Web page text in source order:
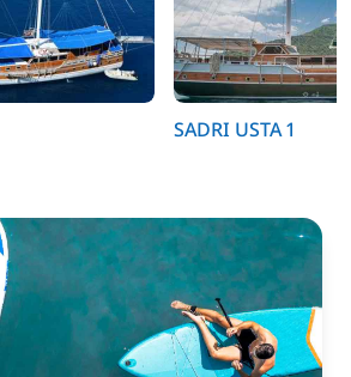
SADRI USTA 1